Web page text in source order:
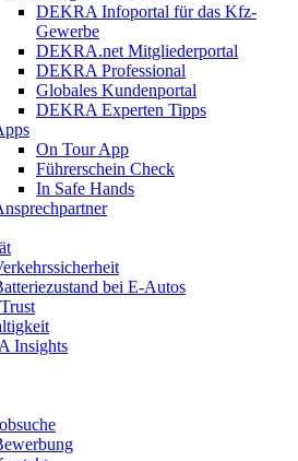
DEKRA Infoportal für das Kfz-
Gewerbe
DEKRA.net Mitgliederportal
DEKRA Professional
Globales Kundenportal
DEKRA Experten Tipps
On Tour App
Führerschein Check
In Safe Hands
bei E-Autos
Insights